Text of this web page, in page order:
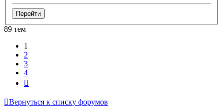
89 тем
1
2
3
4
Вернуться к списку форумов